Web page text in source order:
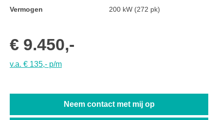
Vermogen
200 kW (272 pk)
€ 9.450,-
v.a. € 135,- p/m
Neem contact met mij op